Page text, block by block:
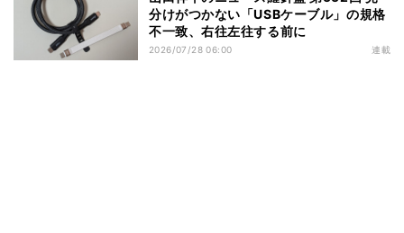
分けがつかない「USBケーブル」の規格
不一致、右往左往する前に
2026/07/28 06:00 連載